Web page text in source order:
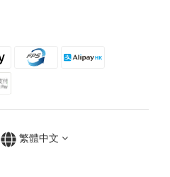
繁體中文